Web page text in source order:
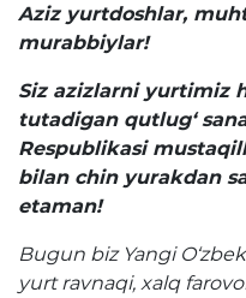
Elektron
Raqamli
Yagona
Axborot
Aziz yurtdoshlar,
murabbiylar!
Siz azizlarni yurtimiz
tutadigan qutlug‘
Respublikasi
bilan chin yurakdan
etaman!
Bugun biz Yangi
yurt ravnaqi, xalq